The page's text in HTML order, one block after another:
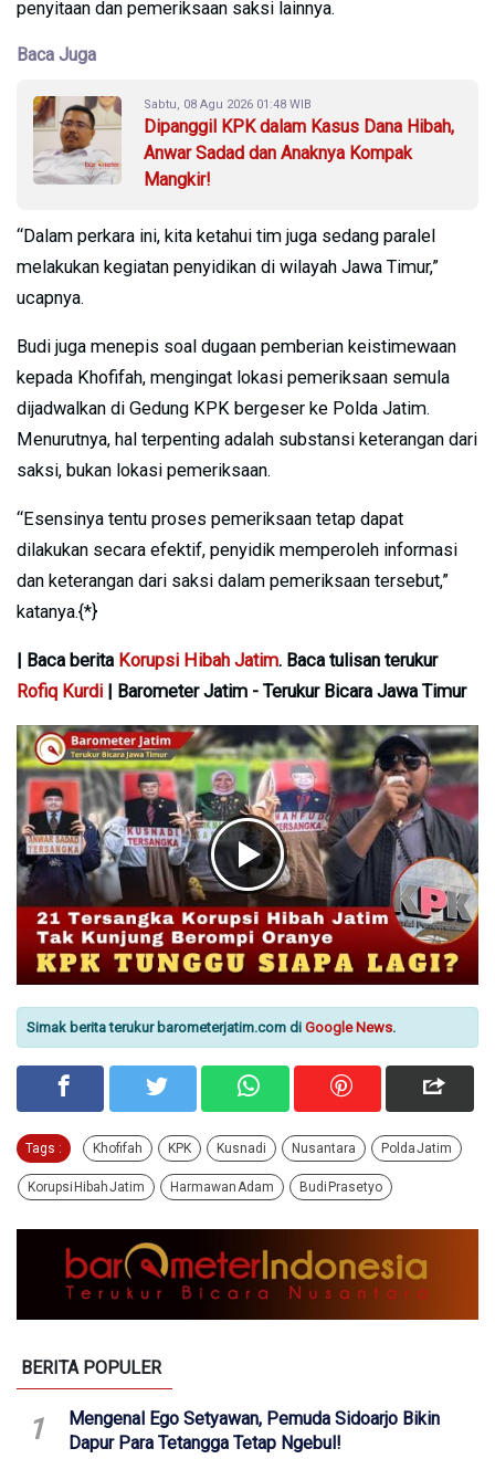
penyitaan dan pemeriksaan saksi lainnya.
Baca Juga
Sabtu, 08 Agu 2026 01:48 WIB
Dipanggil KPK dalam Kasus Dana Hibah,
Anwar Sadad dan Anaknya Kompak
Mangkir!
“Dalam perkara ini, kita ketahui tim juga sedang paralel
melakukan kegiatan penyidikan di wilayah Jawa Timur,”
ucapnya.
Budi juga menepis soal dugaan pemberian keistimewaan
kepada Khofifah, mengingat lokasi pemeriksaan semula
dijadwalkan di Gedung KPK bergeser ke Polda Jatim.
Menurutnya, hal terpenting adalah substansi keterangan dari
saksi, bukan lokasi pemeriksaan.
“Esensinya tentu proses pemeriksaan tetap dapat
dilakukan secara efektif, penyidik memperoleh informasi
dan keterangan dari saksi dalam pemeriksaan tersebut,”
katanya.{*}
| Baca berita Korupsi Hibah Jatim. Baca tulisan terukur
Rofiq Kurdi | Barometer Jatim - Terukur Bicara Jawa Timur
Simak berita terukur barometerjatim.com di Google News.
Tags : Khofifah KPK Kusnadi Nusantara Polda Jatim
Korupsi Hibah Jatim Harmawan Adam Budi Prasetyo
BERITA POPULER
1
Mengenal Ego Setyawan, Pemuda Sidoarjo Bikin
Dapur Para Tetangga Tetap Ngebul!